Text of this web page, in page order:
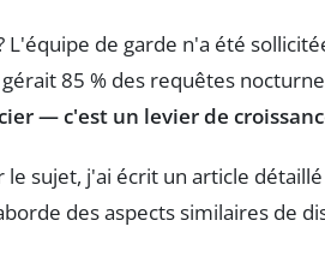
L'équipe de garde n'a été
85 % des requêtes
— c'est un levier de
le sujet, j'ai écrit un article
des aspects similaires de